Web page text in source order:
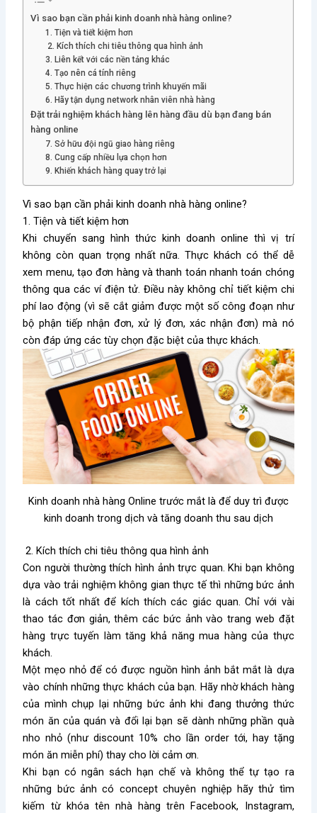
Vì sao bạn cần phải kinh doanh nhà hàng online?
1. Tiện và tiết kiệm hơn
2. Kích thích chi tiêu thông qua hình ảnh
3. Liên kết với các nền tảng khác
4. Tạo nên cá tính riêng
5. Thực hiện các chương trình khuyến mãi
6. Hãy tận dụng network nhân viên nhà hàng
Đặt trải nghiệm khách hàng lên hàng đầu dù bạn đang bán
hàng online
7. Sở hữu đội ngũ giao hàng riêng
8. Cung cấp nhiều lựa chọn hơn
9. Khiến khách hàng quay trở lại
Vì sao bạn cần phải kinh doanh nhà hàng online?
1. Tiện và tiết kiệm hơn
Khi chuyển sang hình thức kinh doanh online thì vị trí
không còn quan trọng nhất nữa. Thực khách có thể dễ
xem menu, tạo đơn hàng và thanh toán nhanh toán chóng
thông qua các ví điện tử. Điều này không chỉ tiết kiệm chi
phí lao động (vì sẽ cắt giảm được một số công đoạn như
bộ phận tiếp nhận đơn, xử lý đơn, xác nhận đơn) mà nó
còn đáp ứng các tùy chọn đặc biệt của thực khách.
Kinh doanh nhà hàng Online trước mắt là để duy trì được
kinh doanh trong dịch và tăng doanh thu sau dịch
2. Kích thích chi tiêu thông qua hình ảnh
Con người thường thích hình ảnh trực quan. Khi bạn không
dựa vào trải nghiệm không gian thực tế thì những bức ảnh
là cách tốt nhất để kích thích các giác quan. Chỉ với vài
thao tác đơn giản, thêm các bức ảnh vào trang web đặt
hàng trực tuyến làm tăng khả năng mua hàng của thực
khách.
Một mẹo nhỏ để có được nguồn hình ảnh bắt mắt là dựa
vào chính những thực khách của bạn. Hãy nhờ khách hàng
của mình chụp lại những bức ảnh khi đang thưởng thức
món ăn của quán và đổi lại bạn sẽ dành những phần quà
nho nhỏ (như discount 10% cho lần order tới, hay tặng
món ăn miễn phí) thay cho lời cảm ơn.
Khi bạn có ngân sách hạn chế và không thể tự tạo ra
những bức ảnh có concept chuyên nghiệp hãy thử tìm
kiếm từ khóa tên nhà hàng trên Facebook, Instagram,